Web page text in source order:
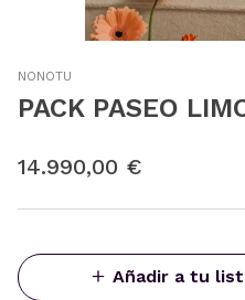
NONOTU
PACK PASEO
14.990,00 €
Añadir a tu